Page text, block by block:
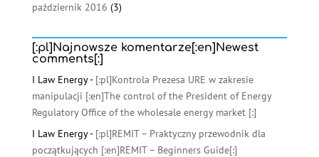
październik 2016 (3)
[:pl]Najnowsze komentarze[:en]Newest
comments[:]
I Law Energy- [:pl]Kontrola Prezesa URE w zakresie
manipulacji [:en]The control of the President of Energy
Regulatory Office of the wholesale energy market [:]
I Law Energy- [:pl]REMIT – Praktyczny przewodnik dla
początkujących [:en]REMIT – Beginners Guide[:]